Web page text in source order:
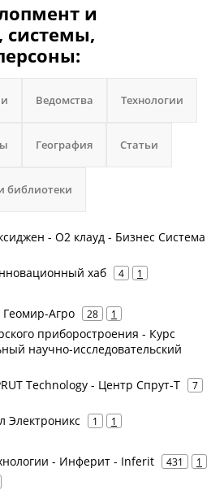
и
системы,
Ведомства Технологии
География Статьи
библиотеки
- О2 клауд - Бизнес Система
хаб 4 1
Агро 28 1
приборостроения - Курс
научно-исследовательский
Technology - Центр Спрут-Т
7
Электроникс 1 1
- Инферит - Inferit 431 1